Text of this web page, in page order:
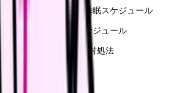
ち物リスト・食事・睡眠スケジュール
ぞれの夜勤タイムスケジュール
安に感じること5選と対処法
体調管理のコツ